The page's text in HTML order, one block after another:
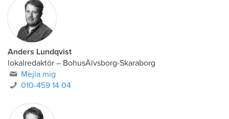
Anders Lundqvist
lokalredaktör – BohusÄlvsborg-Skaraborg
Mejla mig
010-459 14 04